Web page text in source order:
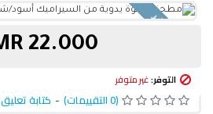
غير متوفر
التوفر:غير متوفر
(0 التقييمات) - كتابة تعليق
22.000 OMR